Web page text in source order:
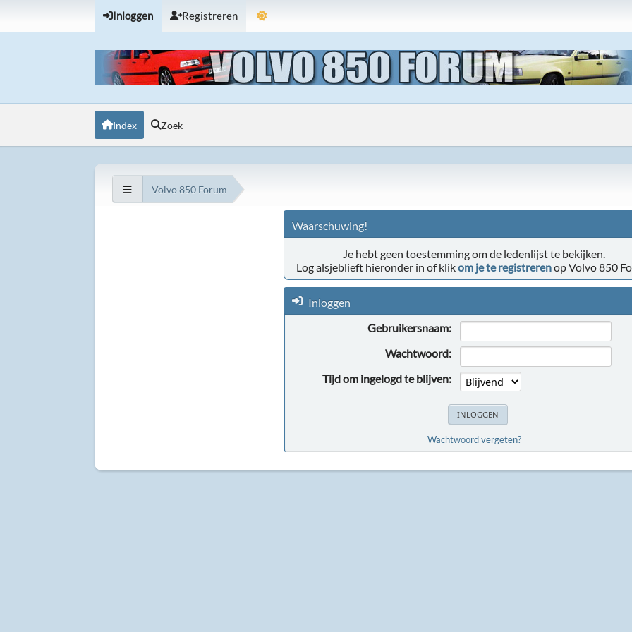
Inloggen Registreren
Index Zoek
Volvo 850 Forum
Waarschuwing!
Je hebt geen toestemming om de ledenlijst te bekijken.
Log alsjeblieft hieronder in of klikom je te registrerenop Volvo 850
Inloggen
Gebruikersnaam:
Wachtwoord:
Tijd om ingelogd te blijven:
Wachtwoord vergeten?